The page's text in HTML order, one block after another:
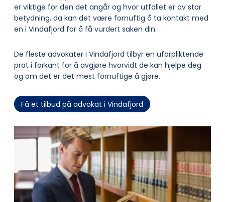
er viktige for den det angår og hvor utfallet er av stor
betydning, da kan det være fornuftig å ta kontakt med
en i Vindafjord for å få vurdert saken din.
De fleste advokater i Vindafjord tilbyr en uforpliktende
prat i forkant for å avgjøre hvorvidt de kan hjelpe deg
og om det er det mest fornuftige å gjøre.
Få et tilbud på advokat i Vindafjord